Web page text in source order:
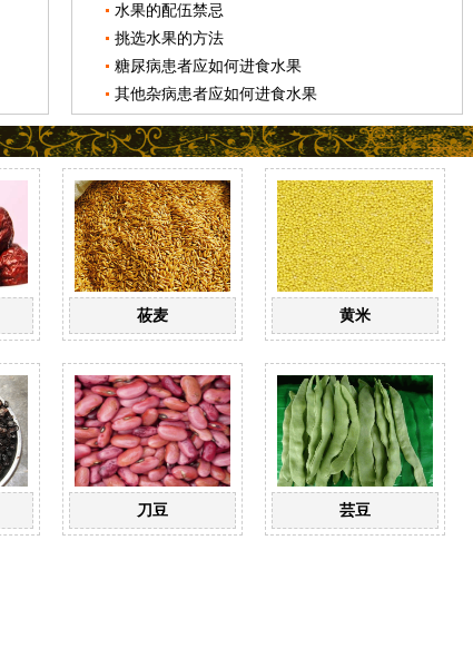
水果的配伍禁忌
挑选水果的方法
糖尿病患者应如何进食水果
其他杂病患者应如何进食水果
莜麦 黄米
刀豆 芸豆